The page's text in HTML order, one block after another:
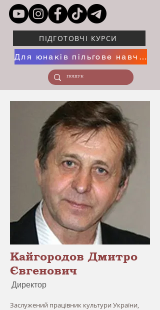
ПІДГОТОВЧІ КУРСИ
Для юнаків пільгове навчання
Кайгородов Дмитро
Євгенович
Директор
Заслужений працівник культури України,